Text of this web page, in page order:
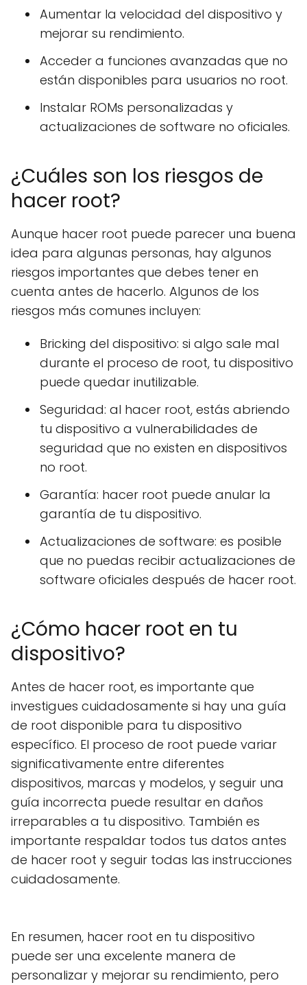
Aumentar la velocidad del dispositivo y
mejorar su rendimiento.
Acceder a funciones avanzadas que no
están disponibles para usuarios no root.
Instalar ROMs personalizadas y
actualizaciones de software no oficiales.
¿Cuáles son los riesgos de
hacer root?
Aunque hacer root puede parecer una buena
idea para algunas personas, hay algunos
riesgos importantes que debes tener en
cuenta antes de hacerlo. Algunos de los
riesgos más comunes incluyen:
Bricking del dispositivo: si algo sale mal
durante el proceso de root, tu dispositivo
puede quedar inutilizable.
Seguridad: al hacer root, estás abriendo
tu dispositivo a vulnerabilidades de
seguridad que no existen en dispositivos
no root.
Garantía: hacer root puede anular la
garantía de tu dispositivo.
Actualizaciones de software: es posible
que no puedas recibir actualizaciones de
software oficiales después de hacer root.
¿Cómo hacer root en tu
dispositivo?
Antes de hacer root, es importante que
investigues cuidadosamente si hay una guía
de root disponible para tu dispositivo
específico. El proceso de root puede variar
significativamente entre diferentes
dispositivos, marcas y modelos, y seguir una
guía incorrecta puede resultar en daños
irreparables a tu dispositivo. También es
importante respaldar todos tus datos antes
de hacer root y seguir todas las instrucciones
cuidadosamente.
En resumen, hacer root en tu dispositivo
puede ser una excelente manera de
personalizar y mejorar su rendimiento, pero